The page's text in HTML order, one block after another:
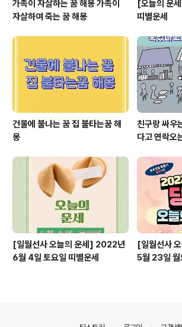
가족이 자살하는 꿈 해몽 가족이
자살하여 죽는 꿈 해몽
[오늘의 운
띠별운세
건물에 불나는 꿈 집 불타는꿈 해
몽
친구랑 싸우
다고 연락오
[일월선사 오늘의 운세] 2022년
6월 4일 토요일 띠별운세
[일월선사
5월 23일 월